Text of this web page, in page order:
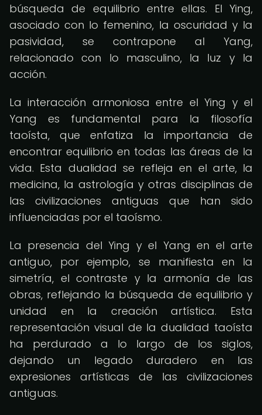
búsqueda de equilibrio entre ellas. El Ying,
asociado con lo femenino, la oscuridad y la
pasividad, se contrapone al Yang,
relacionado con lo masculino, la luz y la
acción.
La interacción armoniosa entre el Ying y el
Yang es fundamental para la filosofía
taoísta, que enfatiza la importancia de
encontrar equilibrio en todas las áreas de la
vida. Esta dualidad se refleja en el arte, la
medicina, la astrología y otras disciplinas de
las civilizaciones antiguas que han sido
influenciadas por el taoísmo.
La presencia del Ying y el Yang en el arte
antiguo, por ejemplo, se manifiesta en la
simetría, el contraste y la armonía de las
obras, reflejando la búsqueda de equilibrio y
unidad en la creación artística. Esta
representación visual de la dualidad taoísta
ha perdurado a lo largo de los siglos,
dejando un legado duradero en las
expresiones artísticas de las civilizaciones
antiguas.